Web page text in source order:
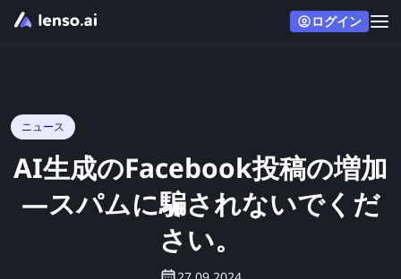
ログイン
ニュース
AI生成のFacebook投稿の増加
—スパムに騙されないでくだ
さい。